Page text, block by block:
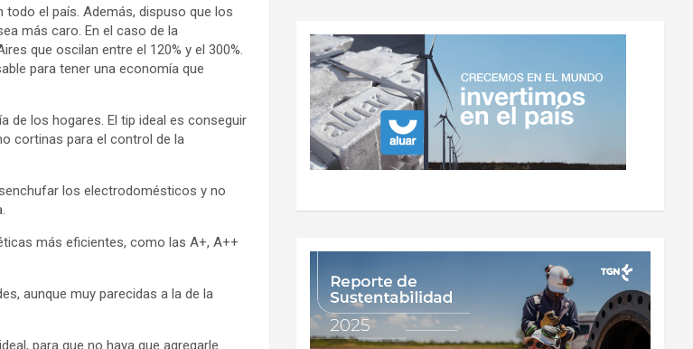
todo el país. Además, dispuso que los
más caro. En el caso de la
que oscilan entre el 120% y el 300%.
para tener una economía que
de los hogares. El tip ideal es conseguir
cortinas para el control de la
los electrodomésticos y no
más eficientes, como las A+, A++
aunque muy parecidas a la de la
para que no haya que agregarle